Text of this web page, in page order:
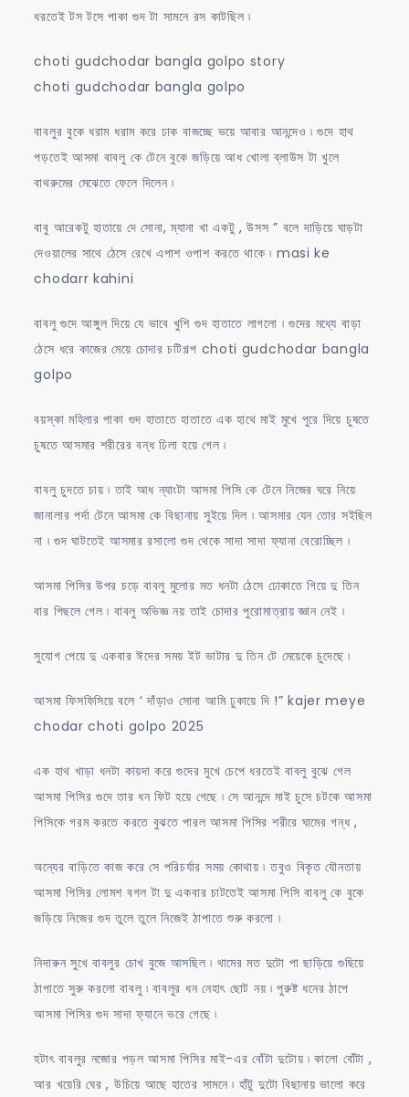
ধরতেই টস টসে পাকা গুদ টা সামনে রস কাটছিল ৷
choti gudchodar bangla golpo story
choti gudchodar bangla golpo
বাবলুর বুকে ধরাম ধরাম করে ঢাক বাজচ্ছে ভয়ে আবার আনন্দেও ৷ গুদে হাথ
পড়তেই আসমা বাবলু কে টেনে বুকে জড়িয়ে আধ খোলা ব্লাউস টা খুলে
বাথরুমের মেঝেতে ফেলে দিলেন ৷
বাবু আরেকটু হাতায়ে দে সোনা, ম্যানা খা একটু , উসস ” বলে দাড়িয়ে ঘাড়টা
দেওয়ালের সাথে ঠেসে রেখে এপাশ ওপাশ করতে থাকে ৷ masi ke
chodarr kahini
বাবলু গুদে আঙ্গুল দিয়ে যে ভাবে খুশি গুদ হাতাতে লাগলো ৷ গুদের মধ্যে বাড়া
ঠেসে ধরে কাজের মেয়ে চোদার চটিগল্প choti gudchodar bangla
golpo
বয়স্কা মহিলার পাকা গুদ হাতাতে হাতাতে এক হাথে মাই মুখে পুরে দিয়ে চুষতে
চুষতে আসমার শরীরের বন্ধ ঢিলা হয়ে গেল ৷
বাবলু চুদতে চায় ৷ তাই আধ ন্যাংটা আসমা পিসি কে টেনে নিজের ঘরে নিয়ে
জানালার পর্দা টেনে আসমা কে বিছানায় সুইয়ে দিল ৷ আসমার যেন তোর সইছিল
না ৷ গুদ ঘাটতেই আসমার রসালো গুদ থেকে সাদা সাদা ফ্যানা বেরোচ্ছিল ৷
আসমা পিসির উপর চড়ে বাবলু মুলোর মত ধনটা ঠেসে ঢোকাতে গিয়ে দু তিন
বার পিছলে গেল ৷ বাবলু অভিজ্ঞ নয় তাই চোদার পুরোমাত্রায় জ্ঞান নেই ৷
সুযোগ পেয়ে দু একবার ঈদের সময় ইট ভাটার দু তিন টে মেয়েকে চুদেছে ৷
আসমা ফিসফিসিয়ে বলে ‘ দাঁড়াও সোনা আমি ঢুকায়ে দি !” kajer meye
chodar choti golpo 2025
এক হাথ খাড়া ধনটা কায়দা করে গুদের মুখে চেপে ধরতেই বাবলু বুঝে গেল
আসমা পিসির গুদে তার ধন ফিট হয়ে গেছে ৷ সে আনন্দে মাই চুসে চটকে আসমা
পিসিকে গরম করতে করতে বুঝতে পারল আসমা পিসির শরীরে ঘামের গন্ধ ,
অন্যের বাড়িতে কাজ করে সে পরিচর্যার সময় কোথায় ৷ তবুও বিকৃত যৌনতায়
আসমা পিসির লোমশ বগল টা দু একবার চাটতেই আসমা পিসি বাবলু কে বুকে
জড়িয়ে নিজের গুদ তুলে তুলে নিজেই ঠাপাতে শুরু করলো ৷
নিদারুন সুখে বাবলুর চোখ বুজে আসছিল ৷ থামের মত দুটো পা ছাড়িয়ে গুছিয়ে
ঠাপাতে সুরু করলো বাবলু ৷ বাবলুর ধন নেহাৎ ছোট নয় ৷ পুরুষ্ট ধনের ঠাপে
আসমা পিসির গুদ সাদা ফ্যানে ভরে গেছে ৷
হটাৎ বাবলুর নজোর পড়ল আসমা পিসির মাই-এর বোঁটা দুটোয় ৷ কালো বোঁটা ,
আর খয়েরি ঘের , উচিয়ে আছে হাতের সামনে ৷ হাঁটু দুটো বিছানায় ভালো করে